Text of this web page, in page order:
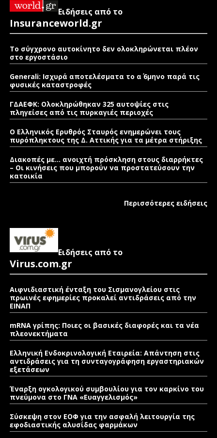
Ειδήσεις από το
Insuranceworld.gr
Το σύγχρονο αυτοκίνητο δεν ολοκληρώνεται πλέον
στο εργοστάσιο
Generali: Ισχυρά αποτελέσματα το α΄ 6μηνο παρά τις
φυσικές καταστροφές
ΓΔΑΕΦΚ: Ολοκληρώθηκαν 325 αυτοψίες στις
πληγείσες από τις πυρκαγιές περιοχές
Ο Ελληνικός Ερυθρός Σταυρός ενημερώνει τους
πυρόπληκτους της Δ. Αττικής για τα μέτρα στήριξης
Διακοπές με… ανοιχτή πρόσκληση στους διαρρήκτες
– Οι κινήσεις που μπορούν να προστατεύσουν την
κατοικία
Περισσότερες ειδήσεις
Ειδήσεις από το
Virus.com.gr
Αιφνιδιαστική ένταξη του Σισμανογλείου στις
πρωινές εφημερίες προκαλεί αντιδράσεις από την
ΕΙΝΑΠ
mRNA γρίπης: Ποιες οι βασικές διαφορές και τα νέα
πλεονεκτήματα
Ελληνική Ενδοκρινολογική Εταιρεία: Απάντηση στις
αντιδράσεις για τη συνταγογράφηση εργαστηριακών
εξετάσεων
Έναρξη ογκολογικού συμβουλίου για τον καρκίνο του
πνεύμονα στο ΓΝΑ «Ευαγγελισμός»
Σύσκεψη στον ΕΟΦ για την ασφαλή λειτουργία της
εφοδιαστικής αλυσίδας φαρμάκων